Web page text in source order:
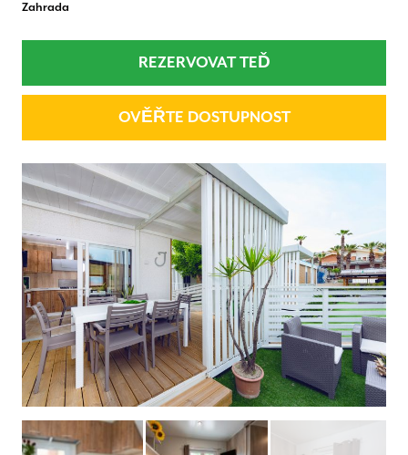
Zahrada
REZERVOVAT TEĎ
OVĚŘTE DOSTUPNOST